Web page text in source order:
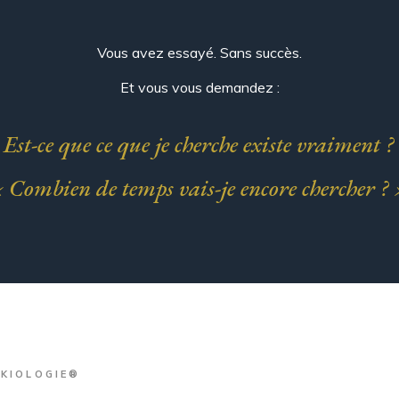
Vous avez essayé. Sans succès.
Et vous vous demandez :
ce que ce que je cherche existe vraiment
Combien de temps vais-je encore chercher